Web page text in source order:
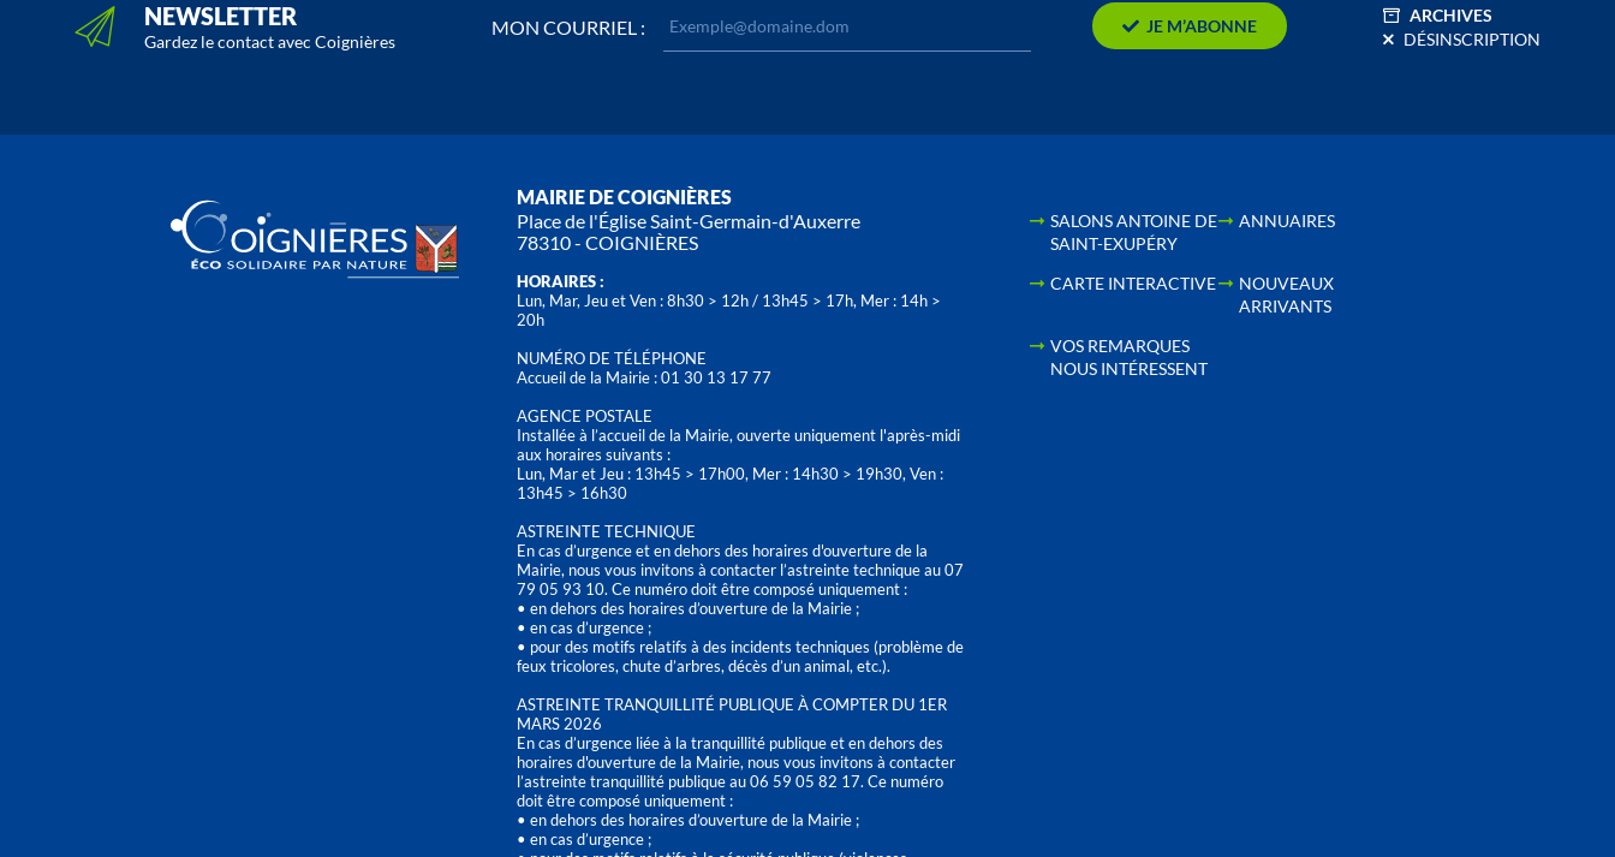
NEWSLETTER
Gardez le contact avec Coignières
MON COURRIEL : JE M’ABONNE
ARCHIVES
DÉSINSCRIPTION
MAIRIE DE COIGNIÈRES
Place de l'Église Saint-Germain-d'Auxerre
78310 - COIGNIÈRES
HORAIRES :
Lun, Mar, Jeu et Ven : 8h30 > 12h / 13h45 > 17h, Mer : 14h >
20h
NUMÉRO DE TÉLÉPHONE
Accueil de la Mairie : 01 30 13 17 77
AGENCE POSTALE
Installée à l’accueil de la Mairie, ouverte uniquement l'après-midi
aux horaires suivants :
Lun, Mar et Jeu : 13h45 > 17h00, Mer : 14h30 > 19h30, Ven :
13h45 > 16h30
ASTREINTE TECHNIQUE
En cas d’urgence et en dehors des horaires d'ouverture de la
Mairie, nous vous invitons à contacter l’astreinte technique au 07
79 05 93 10. Ce numéro doit être composé uniquement :
• en dehors des horaires d’ouverture de la Mairie ;
• en cas d’urgence ;
• pour des motifs relatifs à des incidents techniques (problème de
feux tricolores, chute d’arbres, décès d’un animal, etc.).
ASTREINTE TRANQUILLITÉ PUBLIQUE À COMPTER DU 1ER
MARS 2026
En cas d’urgence liée à la tranquillité publique et en dehors des
horaires d'ouverture de la Mairie, nous vous invitons à contacter
l’astreinte tranquillité publique au 06 59 05 82 17. Ce numéro
doit être composé uniquement :
• en dehors des horaires d’ouverture de la Mairie ;
• en cas d’urgence ;
SALONS ANTOINE DE
SAINT-EXUPÉRY
ANNUAIRES
CARTE INTERACTIVE
NOUVEAUX
ARRIVANTS
VOS REMARQUES
NOUS INTÉRESSENT